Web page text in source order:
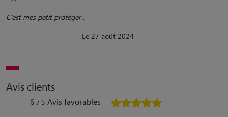
C’est mes petit protéger .
Le 27 août 2024
Avis clients
5 / 5 Avis favorables